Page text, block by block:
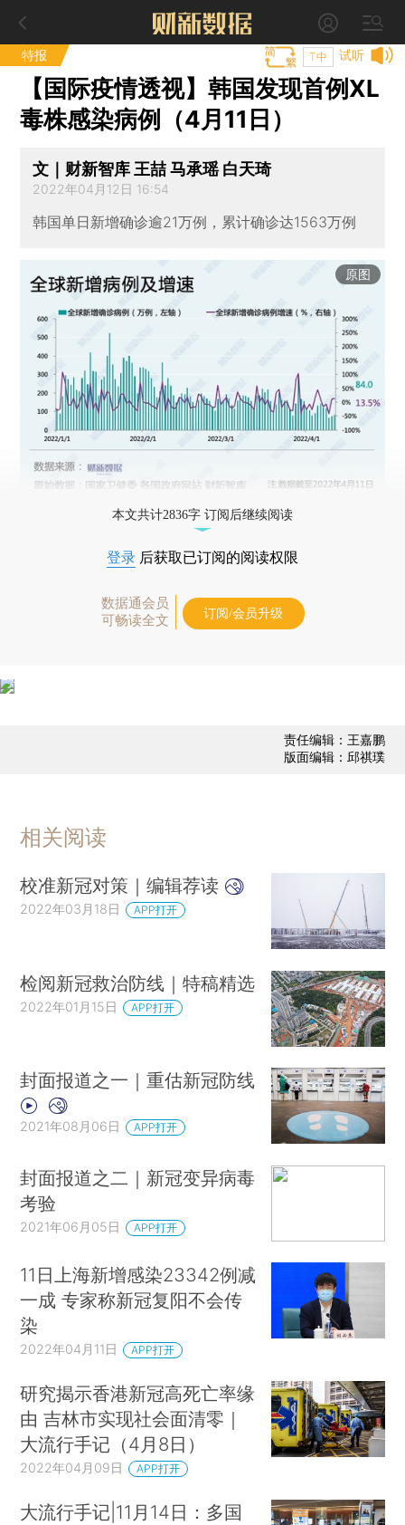
特报 试听
T中
【国际疫情透视】韩国发现首例XL
毒株感染病例（4月11日）
文｜财新智库 王喆 马承瑶 白天琦
2022年04月12日 16:54
韩国单日新增确诊逾21万例，累计确诊达1563万例
原图
本文共计2836字 订阅后继续阅读
登录 后获取已订阅的阅读权限
数据通会员
可畅读全文
订阅/会员升级
责任编辑：王嘉鹏
版面编辑：邱祺璞
相关阅读
校准新冠对策｜编辑荐读
2022年03月18日 APP打开
检阅新冠救治防线｜特稿精选
2022年01月15日 APP打开
封面报道之一｜重估新冠防线
2021年08月06日 APP打开
封面报道之二｜新冠变异病毒
考验
2021年06月05日 APP打开
11日上海新增感染23342例减
一成 专家称新冠复阳不会传
染
2022年04月11日 APP打开
研究揭示香港新冠高死亡率缘
由 吉林市实现社会面清零｜
大流行手记（4月8日）
2022年04月09日 APP打开
大流行手记|11月14日：多国